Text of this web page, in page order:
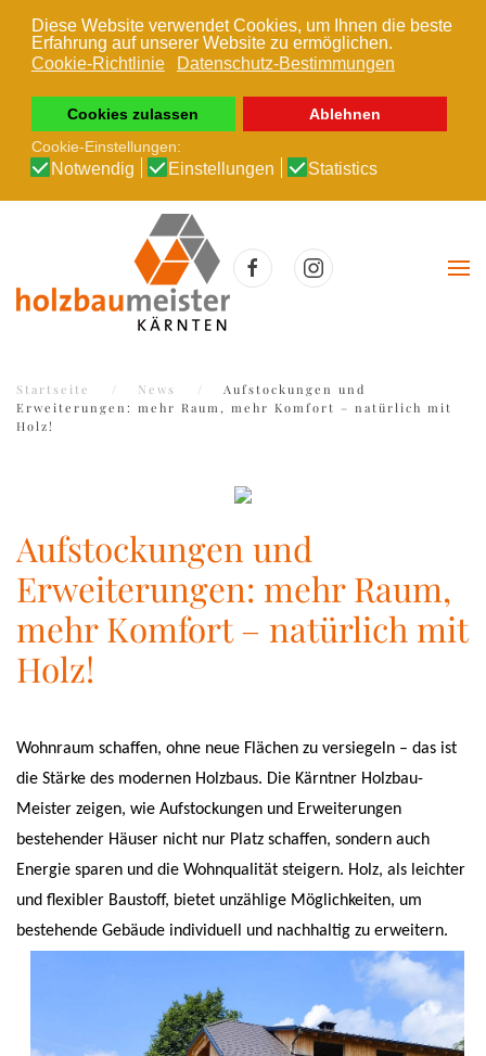
Diese Website verwendet Cookies, um Ihnen die beste
Erfahrung auf unserer Website zu ermöglichen.
Cookie-Richtlinie
Datenschutz-Bestimmungen
Cookies zulassen
Ablehnen
Cookie-Einstellungen:
Notwendig Einstellungen Statistics
Zum Hauptinhalt springen
Startseite News
Aufstockungen und
Erweiterungen: mehr Raum, mehr Komfort – natürlich mit
Holz!
Aufstockungen und
Erweiterungen: mehr Raum,
mehr Komfort – natürlich mit
Holz!
Wohnraum schaffen, ohne neue Flächen zu versiegeln – das ist
die Stärke des modernen Holzbaus. Die Kärntner Holzbau-
Meister zeigen, wie Aufstockungen und Erweiterungen
bestehender Häuser nicht nur Platz schaffen, sondern auch
Energie sparen und die Wohnqualität steigern. Holz, als leichter
und flexibler Baustoff, bietet unzählige Möglichkeiten, um
bestehende Gebäude individuell und nachhaltig zu erweitern.